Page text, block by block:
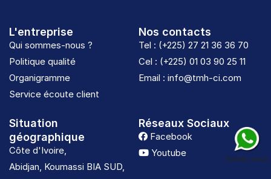
L'entreprise
Qui sommes-nous ?
Politique qualité
Organigramme
Service écoute client
Nos contacts
Tel : (+225) 27 21 36 36 70
Cel : (+225) 01 03 90 25 11
Email : info@tmh-ci.com
Situation
géographique
Côte d'Ivoire,
Abidjan, Koumassi BIA SUD,
Réseaux Sociaux
Facebook
Youtube
Ecrivez-nous